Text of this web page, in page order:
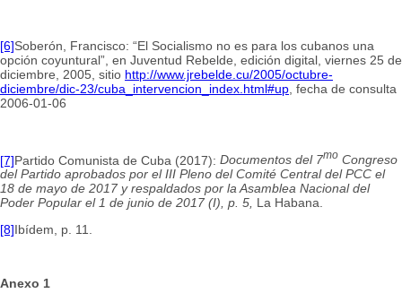
[6]Soberón, Francisco: “El Socialismo no es para los cubanos una
opción coyuntural”, en Juventud Rebelde, edición digital, viernes 25 de
diciembre, 2005, sitio http://www.jrebelde.cu/2005/octubre-
diciembre/dic-23/cuba_intervencion_index.html#up , fecha de consulta
2006-01-06
[7]Partido Comunista de Cuba (2017): Documentos del 7mo Congreso
del Partido aprobados por el III Pleno del Comité Central del PCC el
18 de mayo de 2017 y respaldados por la Asamblea Nacional del
Poder Popular el 1 de junio de 2017 (I), p. 5, La Habana.
[8]Ibídem, p. 11.
Anexo 1